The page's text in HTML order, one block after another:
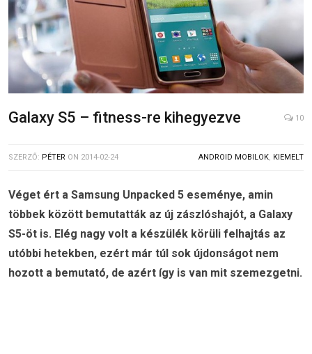
Galaxy S5 – fitness-re kihegyezve 10
SZERZŐ: PÉTER ON 2014-02-24 ANDROID MOBILOK, KIEMELT
Véget ért a Samsung Unpacked 5 eseménye, amin
többek között bemutatták az új zászlóshajót, a Galaxy
S5-öt is. Elég nagy volt a készülék körüli felhajtás az
utóbbi hetekben, ezért már túl sok újdonságot nem
hozott a bemutató, de azért így is van mit szemezgetni.